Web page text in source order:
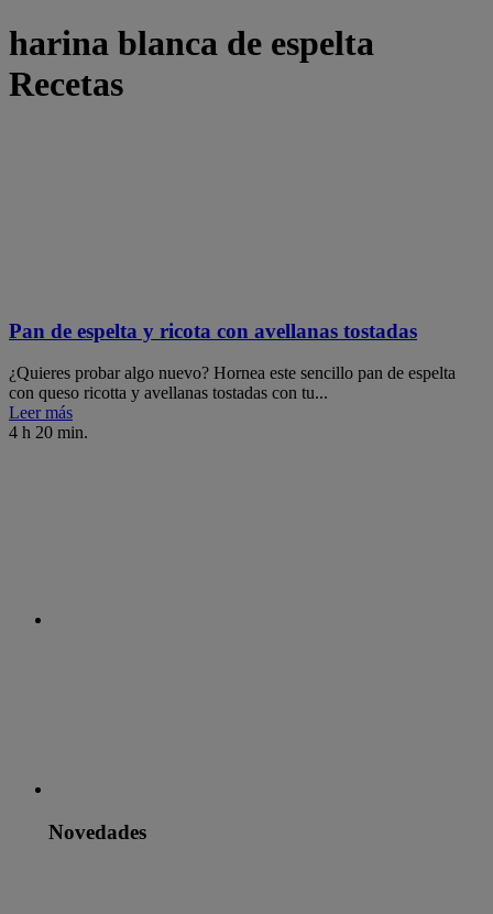
harina blanca de espelta
Recetas
Pan de espelta y ricota con avellanas tostadas
¿Quieres probar algo nuevo? Hornea este sencillo pan de espelta
con queso ricotta y avellanas tostadas con tu...
Leer más
4 h 20 min.
Novedades